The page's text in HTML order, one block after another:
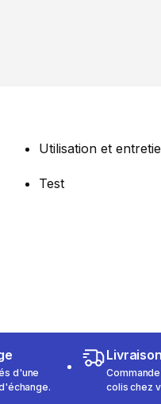
Utilisation et
Test
d'une
colis chez